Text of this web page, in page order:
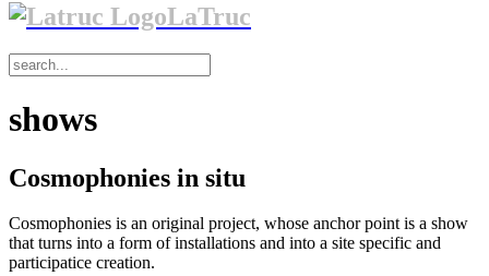
LaTruc
shows
Cosmophonies in situ
Cosmophonies is an original project, whose anchor point is a show
that turns into a form of installations and into a site specific and
participatice creation.